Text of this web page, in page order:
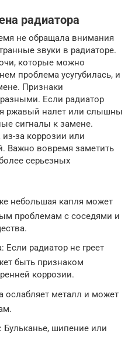
радиатора
не обращала внимания
звуки в радиаторе.
которые можно
проблема усугубилась, и
Признаки
Если радиатор
ржавый налет или слышны
сигналы к замене.
за коррозии или
Важно вовремя заметить
серьезных
небольшая капля может
проблемам с соседями и
Если радиатор не греет
быть признаком
коррозии.
ослабляет металл и может
Бульканье, шипение или